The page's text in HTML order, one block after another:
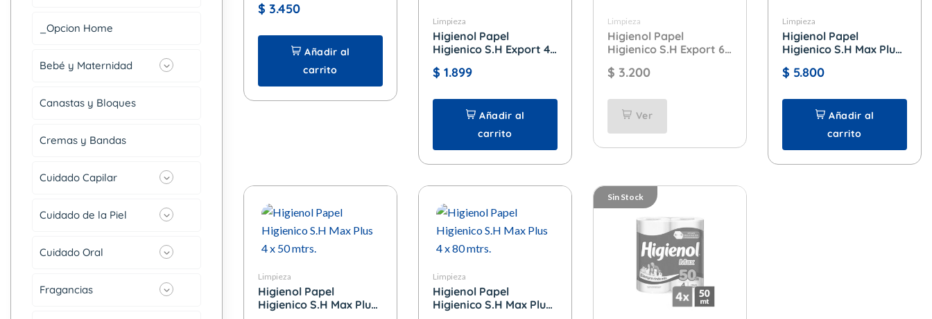
$ 3.450
Añadir al
carrito
Limpieza
Higienol Papel
Higienico S.H Export 4
$ 1.899
Añadir al
carrito
Limpieza
Higienol Papel
Higienico S.H Export 6
$ 3.200
Ver
Limpieza
Higienol Papel
Higienico S.H Max Plus
$ 5.800
Añadir al
carrito
Limpieza
Higienol Papel
Higienico S.H Max Plus
Limpieza
Higienol Papel
Higienico S.H Max Plus
Sin Stock
_Opcion Home
Bebé y Maternidad
Canastas y Bloques
Cremas y Bandas
Cuidado Capilar
Cuidado de la Piel
Cuidado Oral
Fragancias